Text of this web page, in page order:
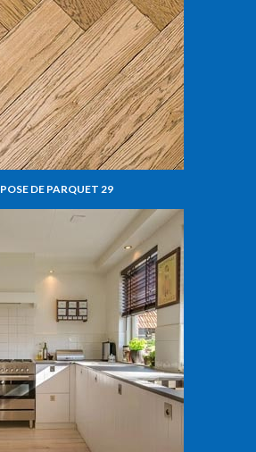
POSE DE PARQUET 29